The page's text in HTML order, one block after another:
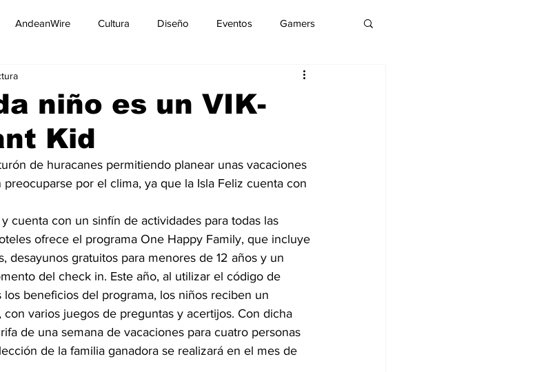
AndeanWire Cultura Diseño Eventos Gamers
Películas
Un Café Digital
Perfiles Felicidad Música DJing
niño es un VIK-
Kid
de huracanes permitiendo planear unas vacaciones
por el clima, ya que la Isla Feliz cuenta con
cuenta con un sinfín de actividades para todas las
ofrece el programa One Happy Family, que incluye
desayunos gratuitos para menores de 12 años y un
del check in. Este año, al utilizar el código de
los beneficios del programa, los niños reciben un
con varios juegos de preguntas y acertijos. Con dicha
de una semana de vacaciones para cuatro personas
de la familia ganadora se realizará en el mes de